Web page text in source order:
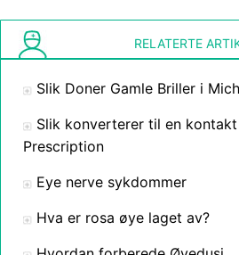
RELATERTE
Slik Doner Gamle Briller i
Slik konverterer til en
Prescription
Eye nerve sykdommer
Hva er rosa øye laget av?